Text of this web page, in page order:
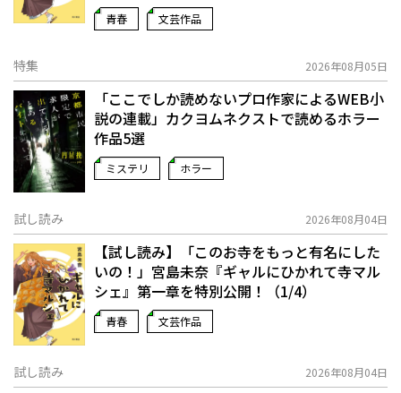
青春 文芸作品
特集 2026年08月05日
「ここでしか読めないプロ作家によるWEB小
説の連載」――カクヨムネクストで読めるホラー
作品5選
ミステリ ホラー
試し読み 2026年08月04日
【試し読み】「このお寺をもっと有名にした
いの！」宮島未奈『ギャルにひかれて寺マル
シェ』第一章を特別公開！（1/4）
青春 文芸作品
試し読み 2026年08月04日